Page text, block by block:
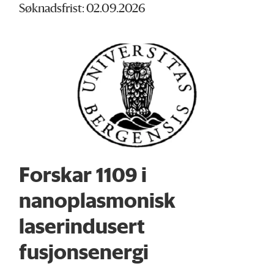
Søknadsfrist: 02.09.2026
Forskar 1109 i
nanoplasmonisk
laserindusert
fusjonsenergi